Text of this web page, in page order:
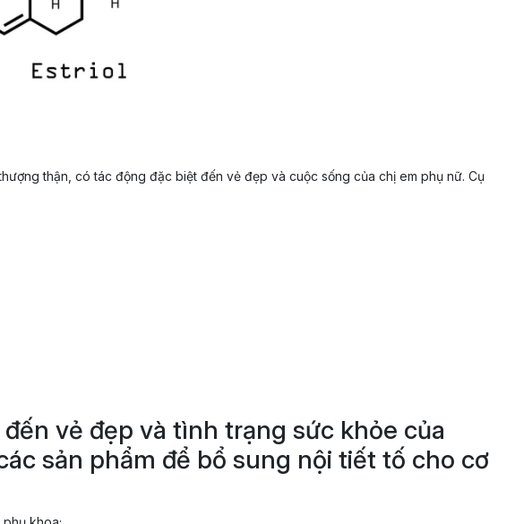
thận, có tác động đặc biệt đến vẻ đẹp và cuộc sống của chị em phụ nữ. Cụ
vẻ đẹp và tình trạng sức khỏe của
sản phẩm để bổ sung nội tiết tố cho cơ